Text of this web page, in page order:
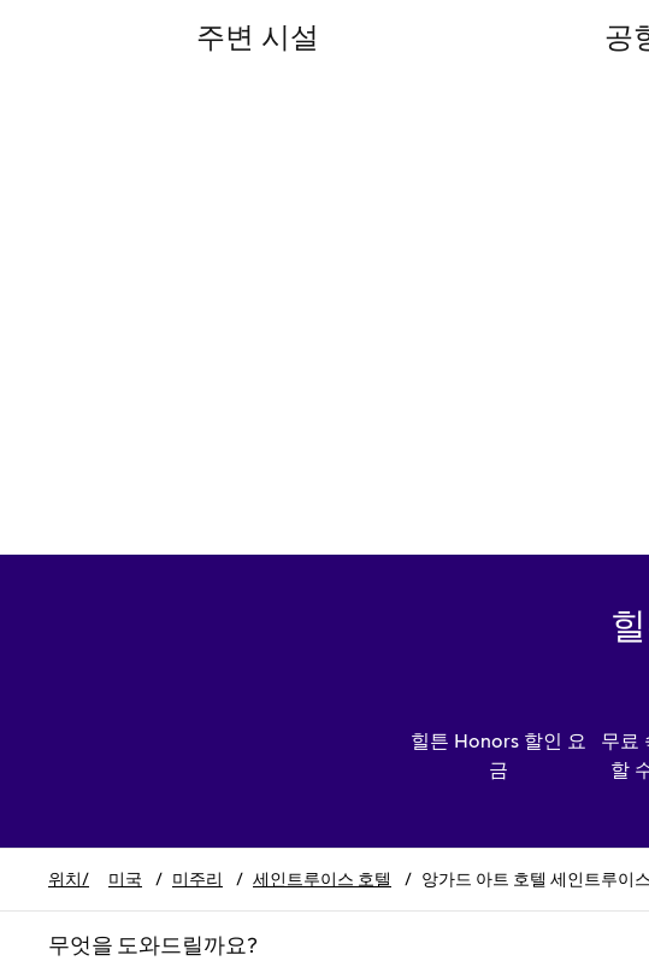
주변 시설 공
힐튼 Honors 할인 요
금
무료
할
위치/ 미국 / 미주리 / 세인트루이스 호텔 / 앙가드 아트 호텔 세인트루이
무엇을 도와드릴까요?